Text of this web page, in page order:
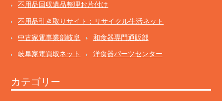
不用品回収遺品整理お片付け
不用品引き取りサイト：リサイクル生活ネット
中古家電事業部岐阜 和食器専門通販部
岐阜家電買取ネット 洋食器パーツセンター
カテゴリー